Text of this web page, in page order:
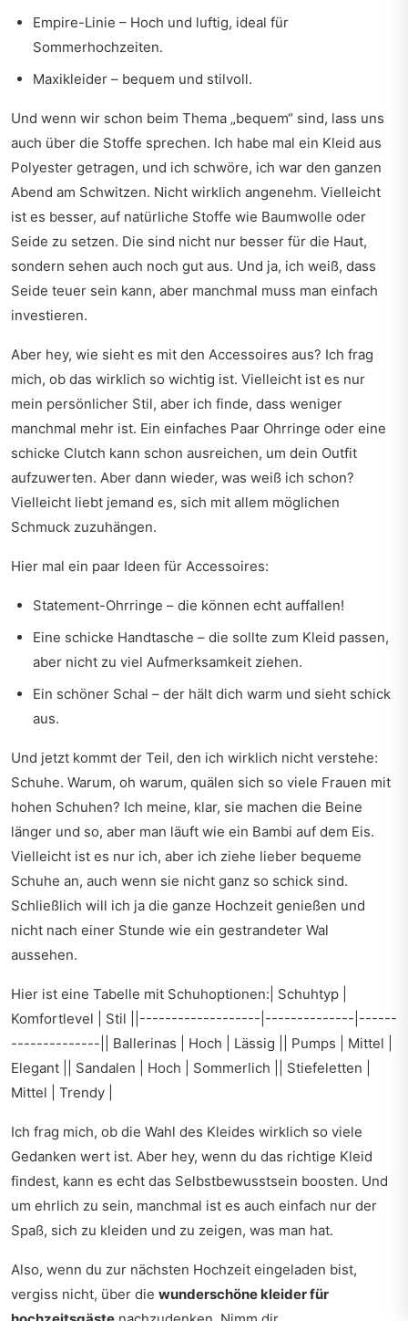
Empire-Linie – Hoch und luftig, ideal für
Sommerhochzeiten.
Maxikleider – bequem und stilvoll.
Und wenn wir schon beim Thema „bequem“ sind, lass uns
auch über die Stoffe sprechen. Ich habe mal ein Kleid aus
Polyester getragen, und ich schwöre, ich war den ganzen
Abend am Schwitzen. Nicht wirklich angenehm. Vielleicht
ist es besser, auf natürliche Stoffe wie Baumwolle oder
Seide zu setzen. Die sind nicht nur besser für die Haut,
sondern sehen auch noch gut aus. Und ja, ich weiß, dass
Seide teuer sein kann, aber manchmal muss man einfach
investieren.
Aber hey, wie sieht es mit den Accessoires aus? Ich frag
mich, ob das wirklich so wichtig ist. Vielleicht ist es nur
mein persönlicher Stil, aber ich finde, dass weniger
manchmal mehr ist. Ein einfaches Paar Ohrringe oder eine
schicke Clutch kann schon ausreichen, um dein Outfit
aufzuwerten. Aber dann wieder, was weiß ich schon?
Vielleicht liebt jemand es, sich mit allem möglichen
Schmuck zuzuhängen.
Hier mal ein paar Ideen für Accessoires:
Statement-Ohrringe – die können echt auffallen!
Eine schicke Handtasche – die sollte zum Kleid passen,
aber nicht zu viel Aufmerksamkeit ziehen.
Ein schöner Schal – der hält dich warm und sieht schick
aus.
Und jetzt kommt der Teil, den ich wirklich nicht verstehe:
Schuhe. Warum, oh warum, quälen sich so viele Frauen mit
hohen Schuhen? Ich meine, klar, sie machen die Beine
länger und so, aber man läuft wie ein Bambi auf dem Eis.
Vielleicht ist es nur ich, aber ich ziehe lieber bequeme
Schuhe an, auch wenn sie nicht ganz so schick sind.
Schließlich will ich ja die ganze Hochzeit genießen und
nicht nach einer Stunde wie ein gestrandeter Wal
aussehen.
Hier ist eine Tabelle mit Schuhoptionen:| Schuhtyp |
Komfortlevel | Stil ||-------------------|--------------|------
--------------|| Ballerinas | Hoch | Lässig || Pumps | Mittel |
Elegant || Sandalen | Hoch | Sommerlich || Stiefeletten |
Mittel | Trendy |
Ich frag mich, ob die Wahl des Kleides wirklich so viele
Gedanken wert ist. Aber hey, wenn du das richtige Kleid
findest, kann es echt das Selbstbewusstsein boosten. Und
um ehrlich zu sein, manchmal ist es auch einfach nur der
Spaß, sich zu kleiden und zu zeigen, was man hat.
Also, wenn du zur nächsten Hochzeit eingeladen bist,
vergiss nicht, über die wunderschöne kleider für